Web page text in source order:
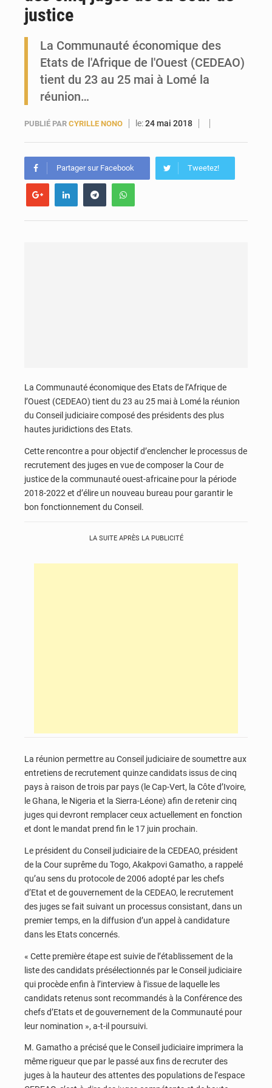
justice
La Communauté économique des
Etats de l'Afrique de l'Ouest (CEDEAO)
tient du 23 au 25 mai à Lomé la
réunion…
PUBLIÉ PAR CYRILLE NONO le:24 mai 2018
Partager sur Facebook Tweetez!
La Communauté économique des Etats de l’Afrique de
l’Ouest (CEDEAO) tient du 23 au 25 mai à Lomé la réunion
du Conseil judiciaire composé des présidents des plus
hautes juridictions des Etats.
Cette rencontre a pour objectif d’enclencher le processus de
recrutement des juges en vue de composer la Cour de
justice de la communauté ouest-africaine pour la période
2018-2022 et d’élire un nouveau bureau pour garantir le
bon fonctionnement du Conseil.
LA SUITE APRÈS LA PUBLICITÉ
La réunion permettre au Conseil judiciaire de soumettre aux
entretiens de recrutement quinze candidats issus de cinq
pays à raison de trois par pays (le Cap-Vert, la Côte d’Ivoire,
le Ghana, le Nigeria et la Sierra-Léone) afin de retenir cinq
juges qui devront remplacer ceux actuellement en fonction
et dont le mandat prend fin le 17 juin prochain.
Le président du Conseil judiciaire de la CEDEAO, président
de la Cour suprême du Togo, Akakpovi Gamatho, a rappelé
qu’au sens du protocole de 2006 adopté par les chefs
d’Etat et de gouvernement de la CEDEAO, le recrutement
des juges se fait suivant un processus consistant, dans un
premier temps, en la diffusion d’un appel à candidature
dans les Etats concernés.
« Cette première étape est suivie de l’établissement de la
liste des candidats présélectionnés par le Conseil judiciaire
qui procède enfin à l’interview à l’issue de laquelle les
candidats retenus sont recommandés à la Conférence des
chefs d’Etats et de gouvernement de la Communauté pour
leur nomination », a-t-il poursuivi.
M. Gamatho a précisé que le Conseil judiciaire imprimera la
même rigueur que par le passé aux fins de recruter des
juges à la hauteur des attentes des populations de l’espace